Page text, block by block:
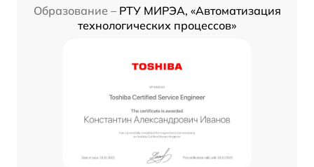
Образование – РТУ МИРЭА, «Автоматизация
технологических процессов»